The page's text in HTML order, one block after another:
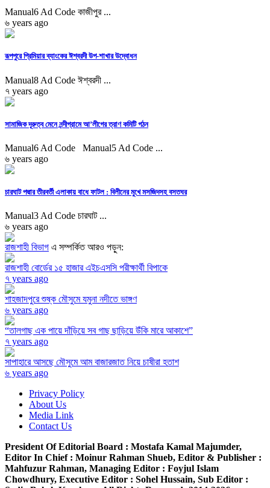
Manual6 Ad Code কাজীপুর ...
৬ years ago
রূপপুরে প্রিমিয়ার ব্যাংকের ঈশ্বরদী উপ-শাখার উদ্বোধন
Manual8 Ad Code ঈশ্বরদী ...
৭ years ago
সামাজিক দূরুত্ব মেনে নন্দীগ্রামে আ’লীগের ত্রাণ কমিটি গঠন
Manual6 Ad Code Manual5 Ad Code ...
৬ years ago
চারঘাট পদ্মার তীরবর্তী এলাকায় বাধে ফাটল : বিলীনের মুখে মসজিদসহ বসতঘর
Manual3 Ad Code চারঘাট ...
৬ years ago
রাজশাহী বিভাগ এ সম্পর্কিত আরও পড়ুন:
রাজশাহী বোর্ডের ১৫ হাজার এইচএসসি পরীক্ষার্থী বিপাকে
৭ years ago
শাহজাদপুরে শুষ্ক মৌসুমে যমুনা নদীতে ভাঙ্গণ
৬ years ago
“তালগাছ এক পায়ে দাঁড়িয়ে সব গাছ ছাড়িয়ে উঁকি মারে আকাশে”
৭ years ago
সাপাহারে আসছে মৌসুমে আম বাজারজাত নিয়ে চাষীরা হতাশ
৬ years ago
Privacy Policy
About Us
Media Link
Contact Us
President Of Editorial Board : Mostafa Kamal Majumder,
Editor In Chief : Moinur Rahman Shueb, Editor & Publisher :
Mahfuzur Rahman, Managing Editor : Foyjul Islam
Chowdhury, Executive Editor : Sohel Hussain, Sub Editor :